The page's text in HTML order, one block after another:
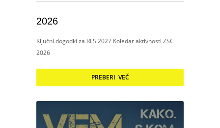
2026
Ključni dogodki za RLS 2027 Koledar aktivnosti ZSC
2026
PREBERI VEČ